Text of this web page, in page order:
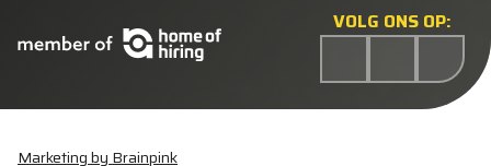
VOLG ONS OP:
Marketing by Brainpink